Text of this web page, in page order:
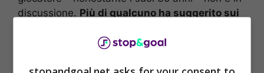
discussione. Più di qualcuno ha suggerito sui
anche tuffarsi su Bonucci, dato che la